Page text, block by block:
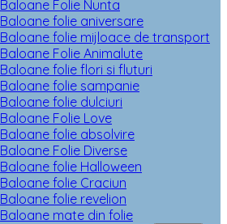
Baloane Folie Nunta
Baloane folie aniversare
Baloane folie mijloace de transport
Baloane Folie Animalute
Baloane folie flori si fluturi
Baloane folie sampanie
Baloane folie dulciuri
Baloane Folie Love
Baloane folie absolvire
Baloane Folie Diverse
Baloane folie Halloween
Baloane folie Craciun
Baloane folie revelion
Baloane mate din folie